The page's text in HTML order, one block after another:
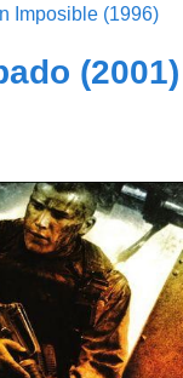
Imposible (1996)
(2001)